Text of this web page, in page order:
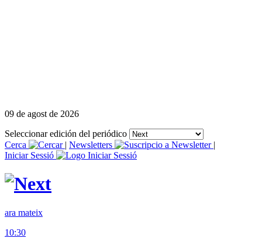
09 de agost de 2026
Seleccionar edición del periódico
Cerca
| Newsletters
|
Iniciar Sessió
ara mateix
10:30